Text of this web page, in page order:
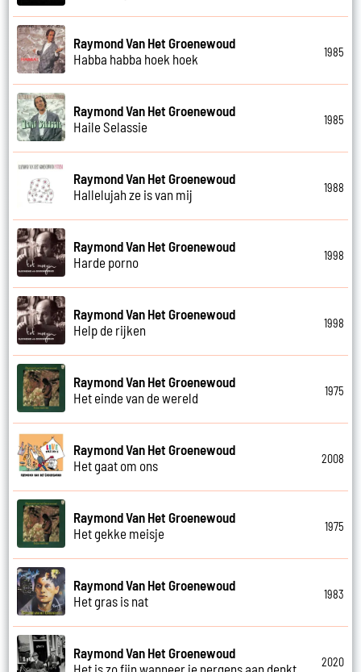
Raymond Van Het Groenewoud
Habba habba hoek hoek
1985
Raymond Van Het Groenewoud
Haile Selassie
1985
Raymond Van Het Groenewoud
Hallelujah ze is van mij
1988
Raymond Van Het Groenewoud
Harde porno
1998
Raymond Van Het Groenewoud
Help de rijken
1998
Raymond Van Het Groenewoud
Het einde van de wereld
1975
Raymond Van Het Groenewoud
Het gaat om ons
2008
Raymond Van Het Groenewoud
Het gekke meisje
1975
Raymond Van Het Groenewoud
Het gras is nat
1983
Raymond Van Het Groenewoud
Het is zo fijn wanneer je nergens aan denkt
2020